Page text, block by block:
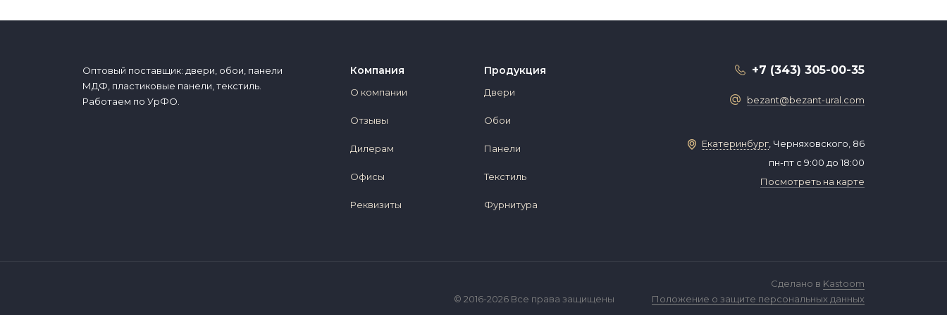
Оптовый поставщик: двери, обои, панели
МДФ, пластиковые панели, текстиль.
Работаем по УрФО.
Компания
О компании
Отзывы
Дилерам
Офисы
Реквизиты
Продукция
Двери
Обои
Панели
Текстиль
Фурнитура
+7 (343) 305-00-35
bezant@bezant-ural.com
Екатеринбург , Черняховского, 86
пн-пт с 9:00 до 18:00
Посмотреть на карте
© 2016-2026 Все права защищены
Сделано в Kastoom
Положение о защите персональных данных